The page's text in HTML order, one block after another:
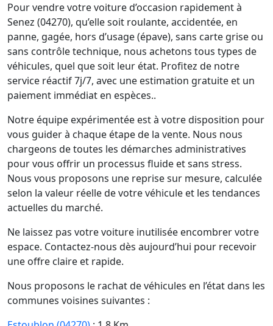
Pour vendre votre voiture d’occasion rapidement à
Senez (04270), qu’elle soit roulante, accidentée, en
panne, gagée, hors d’usage (épave), sans carte grise ou
sans contrôle technique, nous achetons tous types de
véhicules, quel que soit leur état. Profitez de notre
service réactif 7j/7, avec une estimation gratuite et un
paiement immédiat en espèces..
Notre équipe expérimentée est à votre disposition pour
vous guider à chaque étape de la vente. Nous nous
chargeons de toutes les démarches administratives
pour vous offrir un processus fluide et sans stress.
Nous vous proposons une reprise sur mesure, calculée
selon la valeur réelle de votre véhicule et les tendances
actuelles du marché.
Ne laissez pas votre voiture inutilisée encombrer votre
espace. Contactez-nous dès aujourd’hui pour recevoir
une offre claire et rapide.
Nous proposons le rachat de véhicules en l’état dans les
communes voisines suivantes :